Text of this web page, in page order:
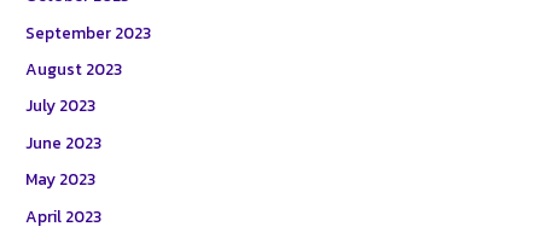
September 2023
August 2023
July 2023
June 2023
May 2023
April 2023